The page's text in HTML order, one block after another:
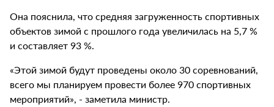
Она пояснила, что средняя загруженность спортивных
объектов зимой с прошлого года увеличилась на 5,7 %
и составляет 93 %.
«Этой зимой будут проведены около 30 соревнований,
всего мы планируем провести более 970 спортивных
мероприятий», - заметила министр.